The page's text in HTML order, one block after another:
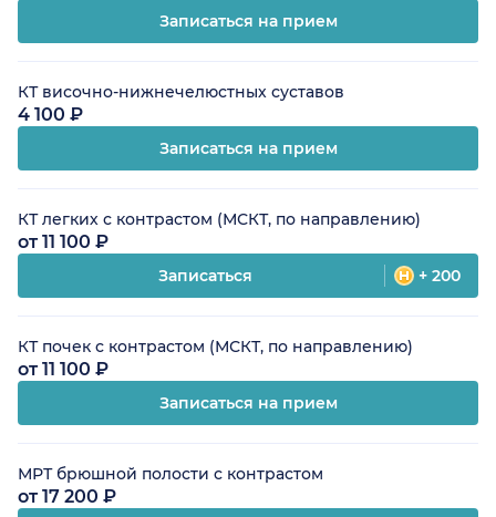
Записаться на прием
КТ височно-нижнечелюстных суставов
4 100 ₽
Записаться на прием
КТ легких с контрастом (МСКТ, по направлению)
от 11 100 ₽
Записаться + 200
КТ почек с контрастом (МСКТ, по направлению)
от 11 100 ₽
Записаться на прием
МРТ брюшной полости с контрастом
от 17 200 ₽